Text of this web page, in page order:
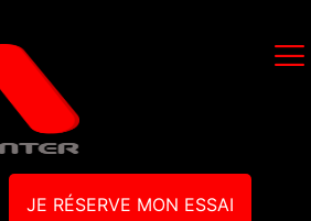
JE RÉSERVE MON ESSAI